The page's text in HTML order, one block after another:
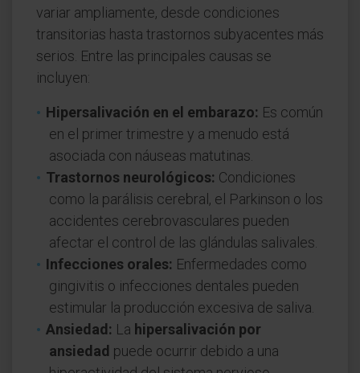
variar ampliamente, desde condiciones
transitorias hasta trastornos subyacentes más
serios. Entre las principales causas se
incluyen:
Hipersalivación en el embarazo: Es común
en el primer trimestre y a menudo está
asociada con náuseas matutinas.
Trastornos neurológicos: Condiciones
como la parálisis cerebral, el Parkinson o los
accidentes cerebrovasculares pueden
afectar el control de las glándulas salivales.
Infecciones orales: Enfermedades como
gingivitis o infecciones dentales pueden
estimular la producción excesiva de saliva.
Ansiedad: La hipersalivación por
ansiedad puede ocurrir debido a una